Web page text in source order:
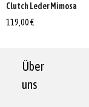
Clutch Leder Mimosa
119,00 €
Über
uns